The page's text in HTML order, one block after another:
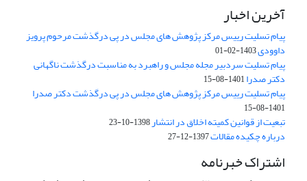
آخرین اخبار
پیام تسلیت رییس مرکز پژوهش های مجلس در پی درگذشت مرحوم پرویز
داوودی1403-02-01
پیام تسلیت سردبیر مجله مجلس و راهبرد به مناسبت درگذشت ناگهانی
دکتر صدرا1401-08-15
پیام تسلیت رییس مرکز پژوهش های مجلس در پی درگذشت دکتر صدرا
1401-08-15
تبعیت از قوانین کمیته اخلاق در انتشار1398-10-23
درباره چکیده مقالات1397-12-27
اشتراک خبرنامه